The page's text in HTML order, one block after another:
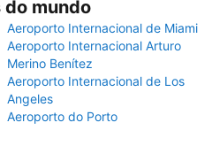
mundo
Aeroporto Internacional de Miami
Aeroporto Internacional Arturo
Merino Benítez
Aeroporto Internacional de Los
Angeles
Aeroporto do Porto